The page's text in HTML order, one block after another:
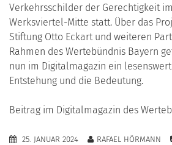
Verkehrsschilder der Gerechtigkeit
Werksviertel-Mitte statt. Über das
Stiftung Otto Eckart und weiteren
Rahmen des Wertebündnis Bayern
nun im Digitalmagazin ein
Entstehung und die Bedeutung.
Beitrag im Digitalmagazin des
25. JANUAR 2024 RAFAEL HÖRMANN